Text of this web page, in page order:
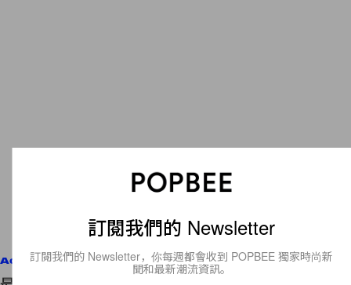
Accessories
訂閱我們的 Newsletter
訂閱我們的 Newsletter，你每週都會收到 POPBEE 獨家時尚新
聞和最新潮流資訊。